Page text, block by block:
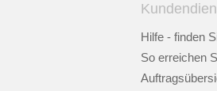
Hilfe - finden
So erreichen